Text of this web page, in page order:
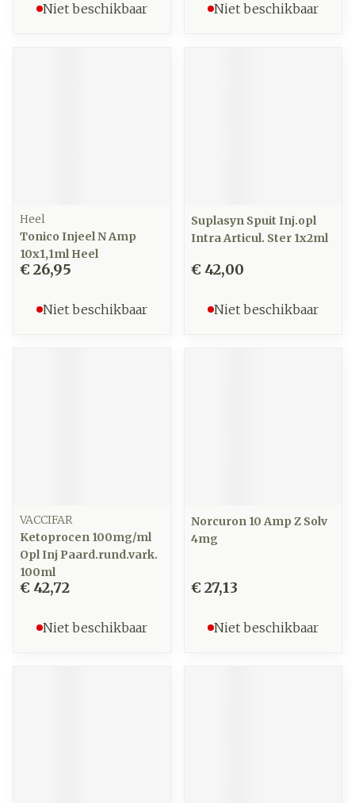
Niet beschikbaar Niet beschikbaar
Heel
Tonico Injeel N Amp
10x1,1ml Heel
€ 26,95
Niet beschikbaar
Suplasyn Spuit Inj.opl
Intra Articul. Ster 1x2ml
€ 42,00
Niet beschikbaar
VACCIFAR
Ketoprocen 100mg/ml
Opl Inj Paard.rund.vark.
100ml
€ 42,72
Niet beschikbaar
Norcuron 10 Amp Z Solv
4mg
€ 27,13
Niet beschikbaar